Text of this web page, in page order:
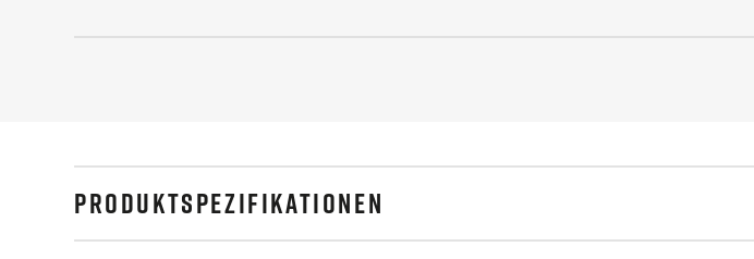
PRODUKTSPEZIFIKATIONEN